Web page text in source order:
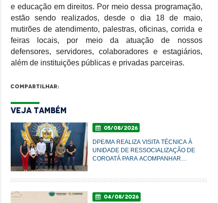
e educação em direitos. Por meio dessa programação,
estão sendo realizados, desde o dia 18 de maio,
mutirões de atendimento, palestras, oficinas, corrida e
feiras locais, por meio da atuação de nossos
defensores, servidores, colaboradores e estagiários,
além de instituições públicas e privadas parceiras.
Compartilhar:
Veja Também
05/08/2026
DPE/MA REALIZA VISITA TÉCNICA À
UNIDADE DE RESSOCIALIZAÇÃO DE
COROATÁ PARA ACOMPANHAR
04/08/2026